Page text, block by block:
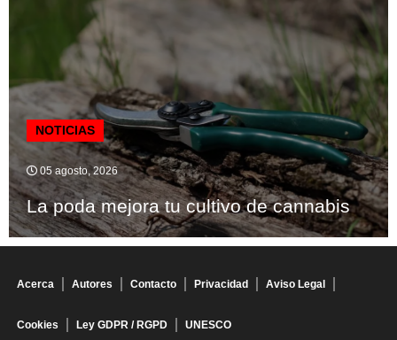
NOTICIAS
05 agosto, 2026
La poda mejora tu cultivo de cannabis
Acerca Autores Contacto Privacidad Aviso Legal
Cookies Ley GDPR / RGPD UNESCO